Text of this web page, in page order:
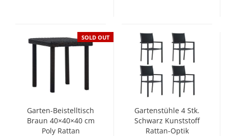
SOLD OUT
Garten-Beistelltisch
Braun 40×40×40 cm
Poly Rattan
Gartenstühle 4 Stk.
Schwarz Kunststoff
Rattan-Optik